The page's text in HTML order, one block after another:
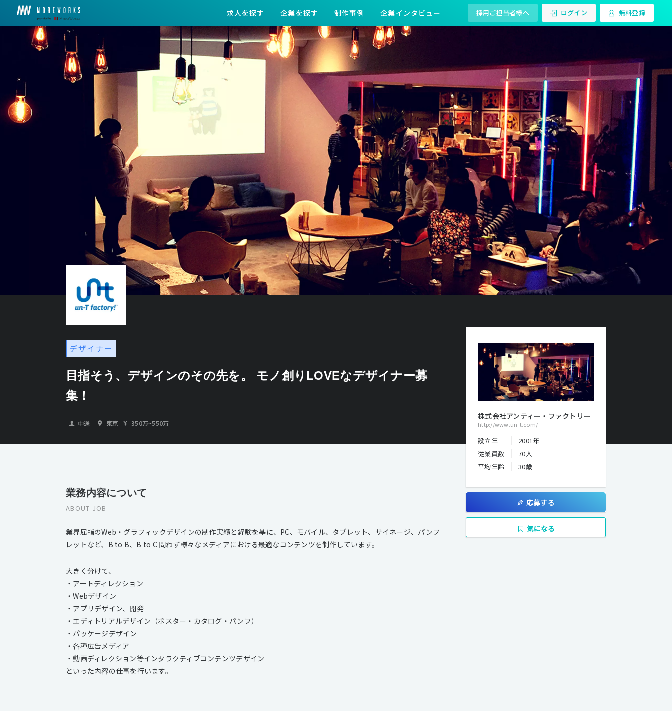
求人を探す 企業を探す 制作事例 企業インタビュー 採用ご担当者様へ ログイン 無料登録
デザイナー
目指そう、デザインのその先を。 モノ創りLOVEなデザイナー募
集！
中途 東京 350万~550万
業務内容について
ABOUT JOB
業界屈指のWeb・グラフィックデザインの制作実績と経験を基に、PC、モバイル、タブレット、サイネージ、パンフ
レットなど、B to B、B to C 問わず様々なメディアにおける最適なコンテンツを制作しています。
大きく分けて、
・アートディレクション
・Webデザイン
・アプリデザイン、開発
・エディトリアルデザイン（ポスター・カタログ・パンフ）
・パッケージデザイン
・各種広告メディア
・動画ディレクション等インタラクティブコンテンツデザイン
といった内容の仕事を行います。
株式会社アンティー・ファクトリー
http://www.un-t.com/
設立年
2001年
従業員数
70人
平均年齢
30歳
応募する
気になる